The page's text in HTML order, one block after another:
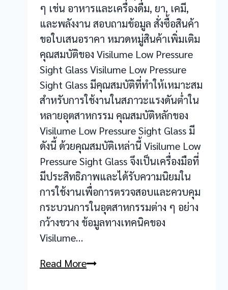
ๆ เช่น อาหารและเครื่องดื่ม, ยา, เคมี,
และพลังงาน สอบถามข้อมูล สั่งซื้อสินค้า
ขอใบเสนอราคา หมวดหมู่สินค้าเพิ่มเติม
คุณสมบัติของ Visilume Low Pressure
Sight Glass Visilume Low Pressure
Sight Glass มีคุณสมบัติที่ทำให้เหมาะสม
สำหรับการใช้งานในสภาวะแรงดันต่ำใน
หลายอุตสาหกรรม คุณสมบัติหลักของ
Visilume Low Pressure Sight Glass มี
ดังนี้ ด้วยคุณสมบัติเหล่านี้ Visilume Low
Pressure Sight Glass จึงเป็นเครื่องมือที่
มีประสิทธิภาพและได้รับความนิยมใน
การใช้งานเพื่อการตรวจสอบและควบคุม
กระบวนการในอุตสาหกรรมต่าง ๆ อย่าง
กว้างขวาง ข้อมูลทางเทคนิคของ
Visilume…
Read MoreVisilume